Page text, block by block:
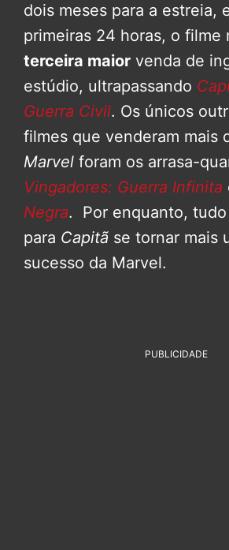
dois meses para a estreia,
primeiras 24 horas, o filme
terceira maior venda de
estúdio, ultrapassando
Guerra Civil. Os únicos
filmes que venderam mais
Marvel foram os arrasa-
Vingadores: Guerra Infinita
Negra. Por enquanto, tudo
para Capitã se tornar mais
sucesso da Marvel.
PUBLICIDADE